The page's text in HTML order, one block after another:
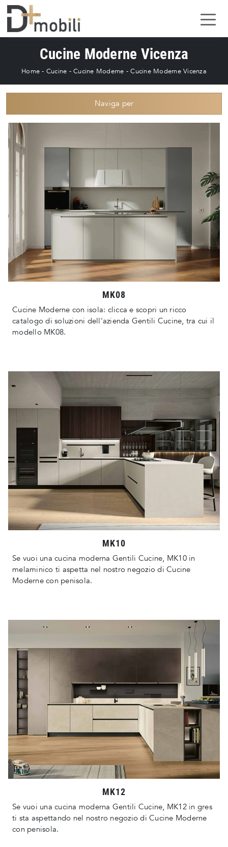
Cucine Moderne Vicenza
Home - Cucine -Cucine Moderne -Cucine Moderne Vicenza
Naviga per
MK08
Cucine Moderne con isola: clicca e scopri un ricco
catalogo di soluzioni dell'azienda Gentili Cucine, tra cui il
modello MK08.
MK10
Se vuoi una cucina moderna Gentili Cucine, MK10 in
melaminico ti aspetta nel nostro negozio di Cucine
Moderne con penisola.
MK12
Se vuoi una cucina moderna Gentili Cucine, MK12 in gres
ti sta aspettando nel nostro negozio di Cucine Moderne
con penisola.